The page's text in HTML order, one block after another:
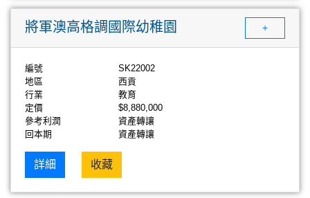
將軍澳高格調國際幼稚園 +
編號
SK22002
地區
西貢
行業
教育
定價
$8,880,000
參考利潤
資產轉讓
回本期
資產轉讓
詳細 收藏